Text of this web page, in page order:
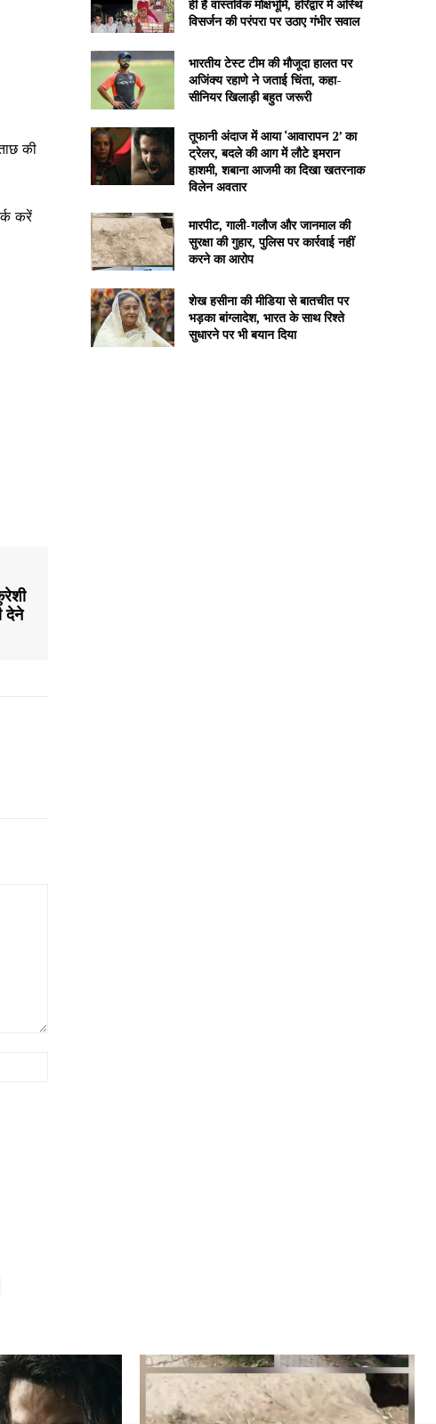
की
करें
देने
ही है वास्तविक मोक्षभूमि, हरिद्वार में अस्थि
विसर्जन की परंपरा पर उठाए गंभीर सवाल
भारतीय टेस्ट टीम की मौजूदा हालत पर
अजिंक्य रहाणे ने जताई चिंता, कहा-
सीनियर खिलाड़ी बहुत जरूरी
तूफानी अंदाज में आया ‘आवारापन 2’ का
ट्रेलर, बदले की आग में लौटे इमरान
हाशमी, शबाना आजमी का दिखा खतरनाक
विलेन अवतार
मारपीट, गाली-गलौज और जानमाल की
सुरक्षा की गुहार, पुलिस पर कार्रवाई नहीं
करने का आरोप
शेख हसीना की मीडिया से बातचीत पर
भड़का बांग्लादेश, भारत के साथ रिश्ते
सुधारने पर भी बयान दिया